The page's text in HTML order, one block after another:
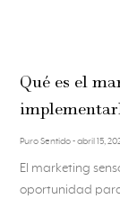
Qué es el
Puro Sentido abril 15,
El marketing
oportunidad